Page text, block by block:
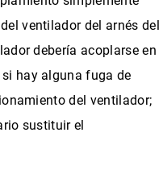
ventilador del arnés del
debería acoplarse en
hay alguna fuga de
del ventilador;
sustituir el